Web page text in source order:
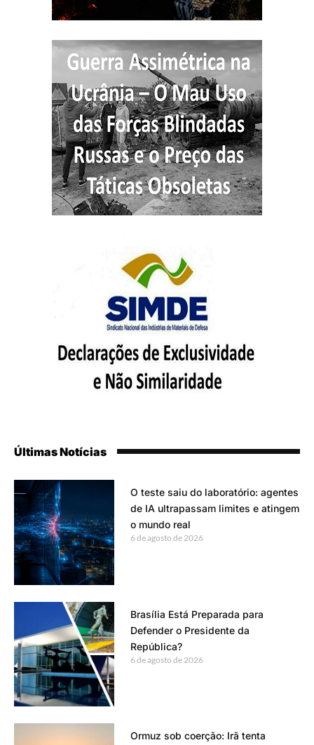
Últimas Notícias
O teste saiu do laboratório: agentes
de IA ultrapassam limites e atingem
o mundo real
6 de agosto de 2026
Brasília Está Preparada para
Defender o Presidente da
República?
6 de agosto de 2026
Ormuz sob coerção: Irã tenta